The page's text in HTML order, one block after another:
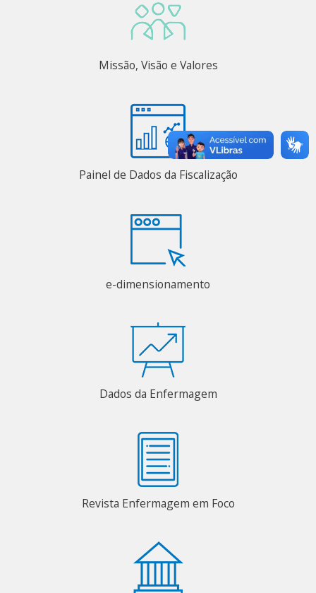
Missão, Visão e Valores
Painel de Dados da Fiscalização
e-dimensionamento
Dados da Enfermagem
Revista Enfermagem em Foco